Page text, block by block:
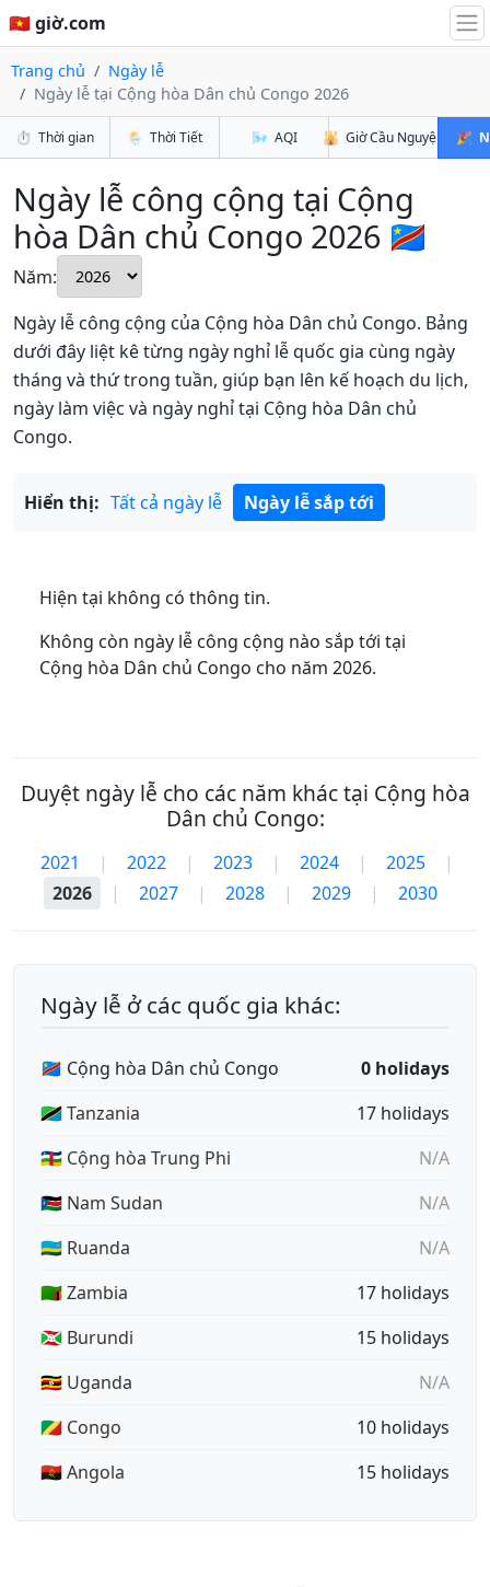
🇻🇳 giờ.com
Trang chủ
Ngày lễ
Ngày lễ tại Cộng hòa Dân chủ Congo 2026
⏱️ Thời gian 🌦️ Thời Tiết 🌬️ AQI 🕌 Giờ Cầu Nguyện 🎉
Ngày lễ công cộng tại Cộng
hòa Dân chủ Congo 2026 🇨🇩
Năm:
Ngày lễ công cộng của Cộng hòa Dân chủ Congo. Bảng
dưới đây liệt kê từng ngày nghỉ lễ quốc gia cùng ngày
tháng và thứ trong tuần, giúp bạn lên kế hoạch du lịch,
ngày làm việc và ngày nghỉ tại Cộng hòa Dân chủ
Congo.
Hiển thị: Tất cả ngày lễ Ngày lễ sắp tới
Hiện tại không có thông tin.
Không còn ngày lễ công cộng nào sắp tới tại
Cộng hòa Dân chủ Congo cho năm 2026.
Duyệt ngày lễ cho các năm khác tại Cộng hòa
Dân chủ Congo:
2021 | 2022 | 2023 | 2024 | 2025
|
2026
| 2027 | 2028 | 2029 | 2030
Ngày lễ ở các quốc gia khác:
🇨🇩 Cộng hòa Dân chủ Congo
0 holidays
🇹🇿 Tanzania
17 holidays
🇨🇫 Cộng hòa Trung Phi
N/A
🇸🇸 Nam Sudan
N/A
🇷🇼 Ruanda
N/A
🇿🇲 Zambia
17 holidays
🇧🇮 Burundi
15 holidays
🇺🇬 Uganda
N/A
🇨🇬 Congo
10 holidays
🇦🇴 Angola
15 holidays